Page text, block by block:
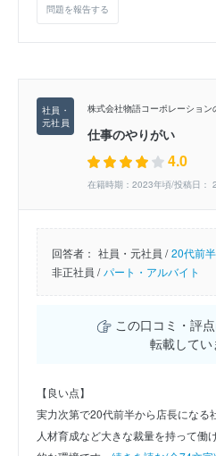
問題を報告する
株式会社物語コーポレーション
仕事のやりがい
4.0
在籍時期：2023年頃/投稿日：
回答者： 社員・元社員 / 20代前半
非正社員 / パート・アルバイト
この口コミ・評
転載してい
【良い点】
実力次第で20代前半から店長になる
人材育成など大きな裁量を持って働